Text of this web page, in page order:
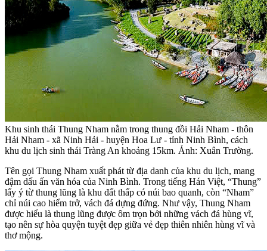
Khu sinh thái Thung Nham nằm trong thung đồi Hải Nham - thôn
Hải Nham - xã Ninh Hải - huyện Hoa Lư - tỉnh Ninh Bình, cách
khu du lịch sinh thái Tràng An khoảng 15km. Ảnh: Xuân Trường.
Tên gọi Thung Nham xuất phát từ địa danh của khu du lịch, mang
đậm dấu ấn văn hóa của Ninh Bình. Trong tiếng Hán Việt, “Thung”
lấy ý từ thung lũng là khu đất thấp có núi bao quanh, còn “Nham”
chỉ núi cao hiểm trở, vách đá dựng đứng. Như vậy, Thung Nham
được hiểu là thung lũng được ôm trọn bởi những vách đá hùng vĩ,
tạo nên sự hòa quyện tuyệt đẹp giữa vẻ đẹp thiên nhiên hùng vĩ và
thơ mộng.